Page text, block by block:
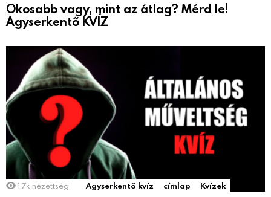
Okosabb vagy, mint az átlag? Mérd le!
Agyserkentő KVÍZ
1.7k nézettség Agyserkentő kvíz címlap Kvízek